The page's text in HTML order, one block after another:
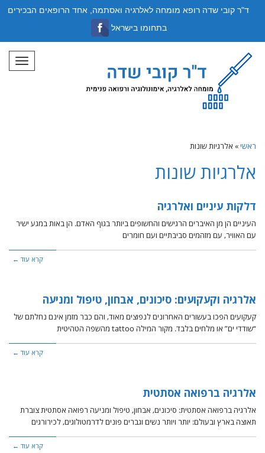
תפריט
ראשי» אלרגיות שונות
אלרגיות שונות
דלקות עיניים ואלרגיה
העיניים הן מן האיברים הרגישים והחשופים ביותר בגוף האדם. הן באות במגע ישיר
עם האוויר, עם מזהמים סביבתיים ועם חומרים
קרא עוד ←
אלרגיה וקעקועים: סיכונים, אבחון, טיפול ומניעה
קעקועים הפכו בעשורים האחרונים לנפוצים מאוד, והם כבר מזמן אינם נחלתם של
“שודדי ים” או מלחים בלבד. מקור המילה tattoo מהשפה הטהיטית
קרא עוד ←
אלרגיה ברפואה אסתטית
אלרגיה ברפואה אסתטית: סיכונים, אבחון, טיפול ומניעה רפואה אסתטית צוברת
תאוצה בארץ ובעולם: יותר ויותר נשים וגברים פונים לדרמטולוגים, לכירורגים
קרא עוד ←
ד"ר קובי שדה רופא מומחה לאלרגיה ואסתמה, אחד הרופאים הבכירים
בתחומו בישראל